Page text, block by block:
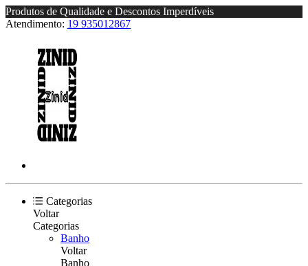
Produtos de Qualidade e Descontos Imperdíveis
Atendimento: 19 935012867
Categorias
Voltar
Categorias
Banho
Voltar
Banho